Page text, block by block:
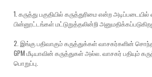
1. கருத்து பகுதியில் கருத்துரிமை என்ற
பின்னூட்டங்கள் மட்டுறுத்தலின்றி
2. இங்கு பதிவாகும் கருத்துக்கள் வாசகர்களின்
GPM மீடியாவின் கருத்துகள் அல்ல. வாசகர் பதியும்
பொறுப்பு.